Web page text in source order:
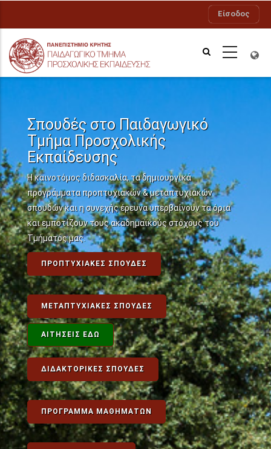
κυρίως
περιεχόμενο
Είσοδος
Σπουδές στο Παιδαγωγικό
Τμήμα Προσχολικής
Εκπαίδευσης
Η καινοτόμος διδασκαλία, τα δημιουργικά
προγράμματα προπτυχιακών & μεταπτυχιακών
σπουδών και η συνεχής έρευνα υπερβαίνουν τα όρια
και εμποτίζουν τους ακαδημαϊκούς στόχους του
Τμήματός μας.
ΠΡΟΠΤΥΧΙΑΚΈΣ ΣΠΟΥΔΈΣ
ΜΕΤΑΠΤΥΧΙΑΚΈΣ ΣΠΟΥΔΈΣ
ΑΙΤΉΣΕΙΣ ΕΔΏ
ΔΙΔΑΚΤΟΡΙΚΈΣ ΣΠΟΥΔΈΣ
ΠΡΌΓΡΑΜΜΑ ΜΑΘΗΜΆΤΩΝ